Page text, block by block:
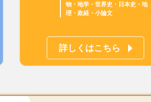
物・地学・世界史・日本史・地
理・政経・小論文
詳しくはこちら